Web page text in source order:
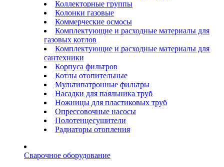
Коллекторные группы
Колонки газовые
Коммерческие осмосы
Комплектующие и расходные материалы для
газовых котлов
Комплектующие и расходные материалы для
сантехники
Корпуса фильтров
Котлы отопительные
Мультипатронные фильтры
Насадки для паяльника труб
Ножницы для пластиковых труб
Опрессовочные насосы
Полотенцесушители
Радиаторы отопления
Сварочное оборудование